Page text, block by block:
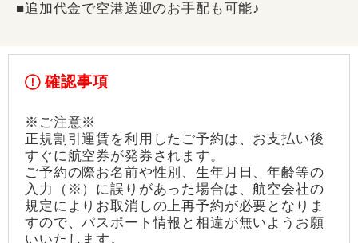
■追加代金で空港送迎のお手配も可能♪
確認事項
※ご注意※
正規割引運賃を利用したご予約は、お支払い後
すぐに航空券が発券されます。
ご予約の際お名前や性別、生年月日、年齢等の
入力（※）に誤りがあった場合は、航空会社の
規定によりお取消しの上再予約が必要となりま
すので、パスポート情報と相違が無いようお願
いいたします。